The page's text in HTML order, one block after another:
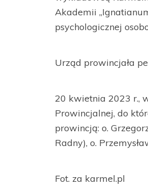
Akademii
psychologicznej
Urząd prowincjała
20 kwietnia 2023 r.,
Prowincjalnej, do
prowincją: o.
Radny), o.
Fot. za karmel.pl